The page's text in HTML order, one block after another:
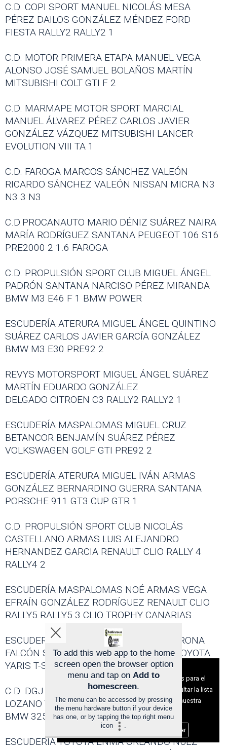
C.D. COPI SPORT MANUEL NICOLÁS MESA
PÉREZ DAILOS GONZÁLEZ MÉNDEZ FORD
FIESTA RALLY2 RALLY2 1
C.D. MOTOR PRIMERA ETAPA MANUEL VEGA
ALONSO JOSÉ SAMUEL BOLAÑOS MARTÍN
MITSUBISHI COLT GTI F 2
C.D. MARMAPE MOTOR SPORT MARCIAL
MANUEL ÁLVAREZ PÉREZ CARLOS JAVIER
GONZÁLEZ VÁZQUEZ MITSUBISHI LANCER
EVOLUTION VIII TA 1
C.D. FAROGA MARCOS SÁNCHEZ VALEÓN
RICARDO SÁNCHEZ VALEÓN NISSAN MICRA N3
N3 3 N3
C.D.PROCANAUTO MARIO DÉNIZ SUÁREZ NAIRA
MARÍA RODRÍGUEZ SANTANA PEUGEOT 106 S16
PRE2000 2 1.6 FAROGA
C.D. PROPULSIÓN SPORT CLUB MIGUEL ÁNGEL
PADRÓN SANTANA NARCISO PÉREZ MIRANDA
BMW M3 E46 F 1 BMW POWER
ESCUDERÍA ATERURA MIGUEL ÁNGEL QUINTINO
SUÁREZ CARLOS JAVIER GARCÍA GONZÁLEZ
BMW M3 E30 PRE92 2
REVYS MOTORSPORT MIGUEL ÁNGEL SUÁREZ
MARTÍN EDUARDO GONZÁLEZ
DELGADO CITROEN C3 RALLY2 RALLY2 1
ESCUDERÍA MASPALOMAS MIGUEL CRUZ
BETANCOR BENJAMÍN SUÁREZ PÉREZ
VOLKSWAGEN GOLF GTI PRE92 2
ESCUDERÍA ATERURA MIGUEL IVÁN ARMAS
GONZÁLEZ BERNARDINO GUERRA SANTANA
PORSCHE 911 GT3 CUP GTR 1
C.D. PROPULSIÓN SPORT CLUB NICOLÁS
CASTELLANO ARMAS LUIS ALEJANDRO
HERNANDEZ GARCIA RENAULT CLIO RALLY 4
RALLY4 2
ESCUDERÍA MASPALOMAS NOÉ ARMAS VEGA
EFRAÍN GONZÁLEZ RODRÍGUEZ RENAULT CLIO
RALLY5 RALLY5 3 CLIO TROPHY CANARIAS
ESCUDERÍA TOYOTA ENMA OCTAVIO VERONA
FALCÓN SAMUEL TEJERA CABALLERO TOYOTA
YARIS T-SPORT F 3 ENMA 2RM SERVICIOS
C.D. DGJ SPORT TEAM OLEGARIO RAMIREZ
LOZANO YECENIA MARÍA RAMÍREZ MUNGUIA
BMW 325 E30 PRE2000 1
ESCUDERÍA TOYOTA ENMA ORLANDO NUEZ
Aviso sobre el Uso de cookies:
Utilizamos cookies nuestras y de terceros para el
funcionamiento del digital. Puedes consultar la lista
de cookies y como desconectarlas.Ver nuestra
Política de Privacidad y Cookies
Aceptar Cookies Personalizar
To add this web app to the home
screen open the browser option
menu and tap on Add to
homescreen.
The menu can be accessed by pressing
the menu hardware button if your device
has one, or by tapping the top right menu
icon
.